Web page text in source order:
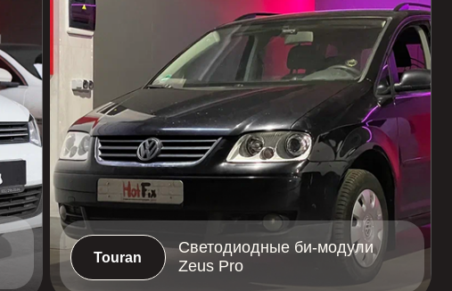
Светодиодные би-модули
Zeus Pro
Touran